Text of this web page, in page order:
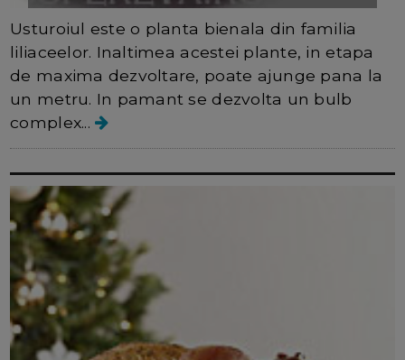
Usturoiul este o planta bienala din familia
liliaceelor. Inaltimea acestei plante, in etapa
de maxima dezvoltare, poate ajunge pana la
un metru. In pamant se dezvolta un bulb
complex...